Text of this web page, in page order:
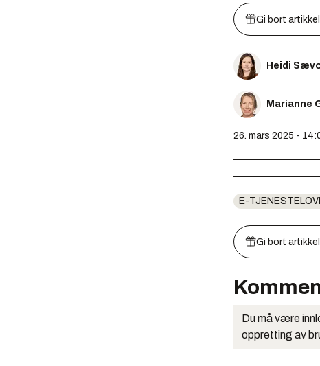
Gi bort
Heidi
Marianne
26. mars 2025 -
E-
Gi bort
Du må være
oppretting av